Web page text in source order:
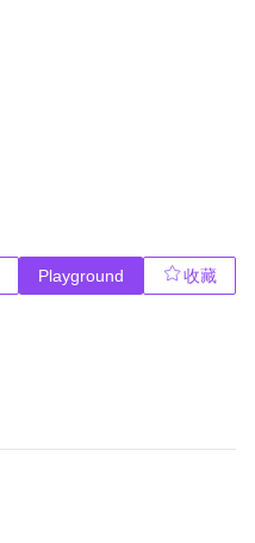
Playground
收藏